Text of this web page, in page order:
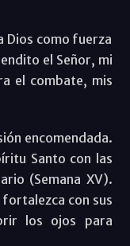
Dios como fuerza
el Señor, mi
el combate, mis
encomendada.
Santo con las
(Semana XV).
con sus
los ojos para